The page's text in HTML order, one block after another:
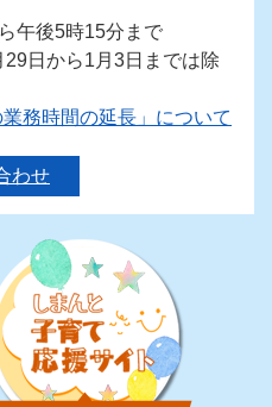
午後5時15分まで
29日から1月3日までは除
務時間の延長」について
わせ